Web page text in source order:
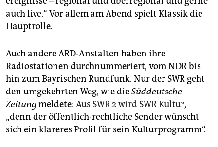
auch live.“ Vor allem am Abend spielt Klassik die
Hauptrolle.
Auch andere ARD-Anstalten haben ihre
Radiostationen durchnummeriert, vom NDR bis
hin zum Bayrischen Rundfunk. Nur der SWR geht
den umgekehrten Weg, wie dieSüddeutsche
Zeitungmeldete: Aus SWR 2 wird SWR Kultur,
„denn der öffentlich-rechtliche Sender wünscht
sich ein klareres Profil für sein Kulturprogramm“.